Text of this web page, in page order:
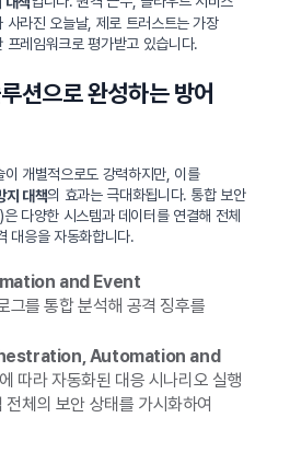
사라진 오늘날, 제로 트러스트는 가장
프레임워크로 평가받고 있습니다.
션으로 완성하는 방어
개별적으로도 강력하지만, 이를
지 대책의 효과는 극대화됩니다. 통합 보안
다양한 시스템과 데이터를 연결해 전체
대응을 자동화합니다.
and Event
그를 통합 분석해 공격 징후를
Automation and
따라 자동화된 대응 시나리오 실행
체의 보안 상태를 가시화하여